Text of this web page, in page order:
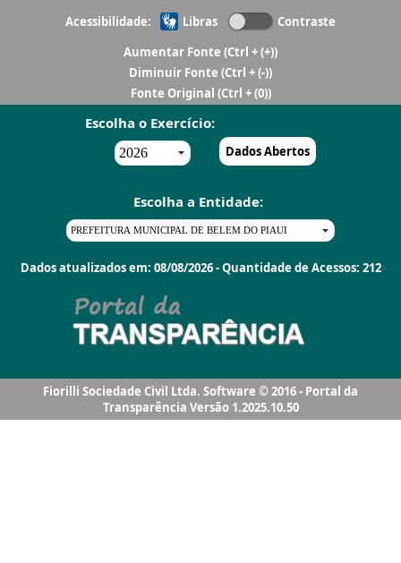
Acessibilidade: Libras
Contraste
Aumentar Fonte (Ctrl + (+))
Diminuir Fonte (Ctrl + (-))
Fonte Original (Ctrl + (0))
Escolha o Exercício:
Dados Abertos
Escolha a Entidade:
Dados atualizados em: 08/08/2026 - Quantidade de Acessos: 212
Fiorilli Sociedade Civil Ltda. Software © 2016 - Portal da
Transparência Versão 1.2025.10.50